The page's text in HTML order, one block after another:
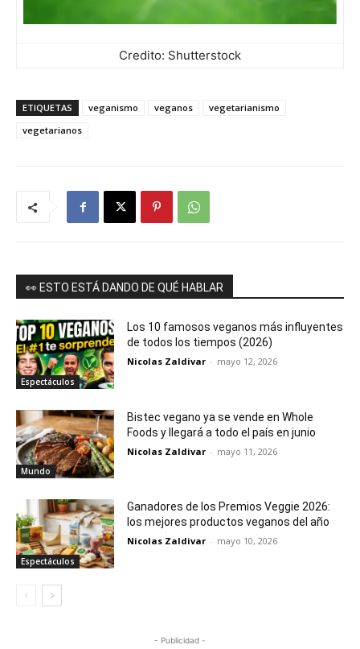
Credito: Shutterstock
ETIQUETAS veganismo veganos
vegetarianismo
vegetarianos
👀 ESTO ESTÁ DANDO DE QUÉ HABLAR
Espectáculos
Los 10 famosos veganos más influyentes
de todos los tiempos (2026)
Nicolas Zaldivar - mayo 12, 2026
Mundo
Bistec vegano ya se vende en Whole
Foods y llegará a todo el país en junio
Nicolas Zaldivar - mayo 11, 2026
Espectáculos
Ganadores de los Premios Veggie 2026:
los mejores productos veganos del año
Nicolas Zaldivar - mayo 10, 2026
- Publicidad -